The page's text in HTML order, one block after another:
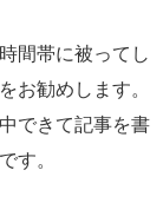
間帯に被ってし
お勧めします。
できて記事を書
す。